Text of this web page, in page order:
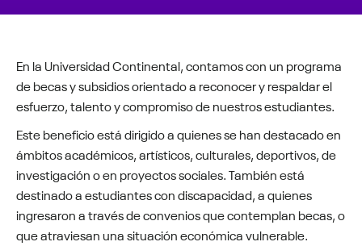
En la Universidad Continental, contamos con un programa
de becas y subsidios orientado a reconocer y respaldar el
esfuerzo, talento y compromiso de nuestros estudiantes.
Este beneficio está dirigido a quienes se han destacado en
ámbitos académicos, artísticos, culturales, deportivos, de
investigación o en proyectos sociales. También está
destinado a estudiantes con discapacidad, a quienes
ingresaron a través de convenios que contemplan becas, o
que atraviesan una situación económica vulnerable.